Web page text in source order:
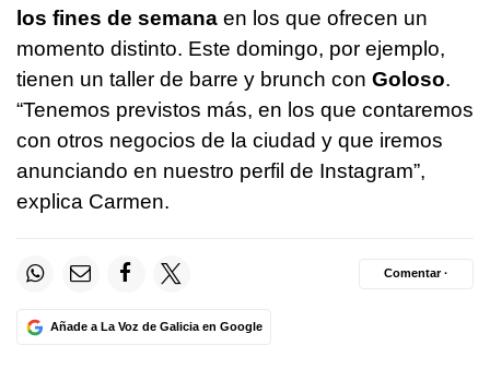
los fines de semana en los que ofrecen un
momento distinto. Este domingo, por ejemplo,
tienen un taller de barre y brunch con Goloso.
“Tenemos previstos más, en los que contaremos
con otros negocios de la ciudad y que iremos
anunciando en nuestro perfil de Instagram”,
explica Carmen.
Añade a La Voz de Galicia en Google
Comentar ·